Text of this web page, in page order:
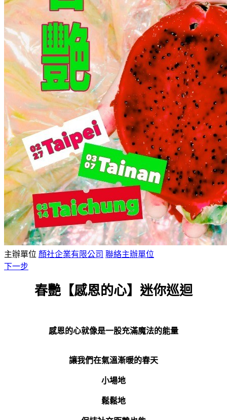
主辦單位 顏社企業有限公司 聯絡主辦單位
下一步
春艷【感恩的心】迷你巡迴
感恩的心就像是一股充滿魔法的能量
讓我們在氣溫漸暖的春天
小場地
鬆鬆地